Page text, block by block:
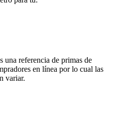
una referencia de primas de
en línea por lo cual las
variar.